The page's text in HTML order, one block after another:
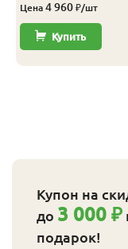
Цена 4 960 ₽/шт
Купить
Купон на
до 3 000 ₽
подарок!